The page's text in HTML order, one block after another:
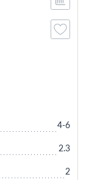
4-6
2.3
2